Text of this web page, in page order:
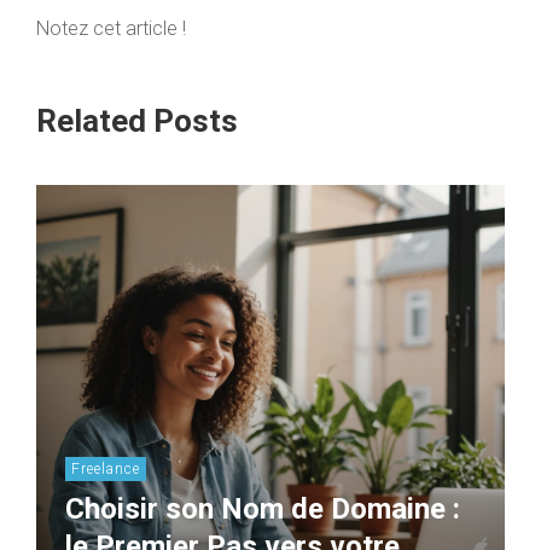
Notez cet article !
Related Posts
Freelance
Choisir son Nom de Domaine :